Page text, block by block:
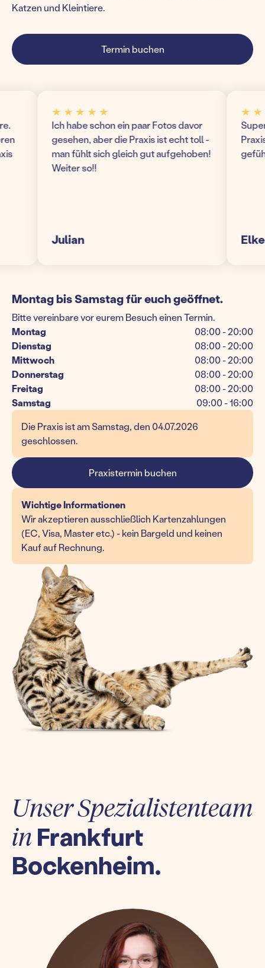
Katzen und Kleintiere.
Termin buchen
★ ★ ★ ★ ★
Ich habe schon ein paar Fotos davor
gesehen, aber die Praxis ist echt toll -
man fühlt sich gleich gut aufgehoben!
Weiter so!!
Julian
★ ★ ★
Super
Praxis!
gefühlt
Elke S.
Montag bis Samstag für euch geöffnet.
Bitte vereinbare vor eurem Besuch einen Termin.
Montag
08:00 - 20:00
Dienstag
08:00 - 20:00
Mittwoch
08:00 - 20:00
Donnerstag
08:00 - 20:00
Freitag
08:00 - 20:00
Samstag
09:00 - 16:00
Die Praxis ist am Samstag, den 04.07.2026
geschlossen.
Praxistermin buchen
Wichtige Informationen
Wir akzeptieren ausschließlich Kartenzahlungen
(EC, Visa, Master etc.) - kein Bargeld und keinen
Kauf auf Rechnung.
Unser Spezialistenteam
in Frankfurt
Bockenheim.